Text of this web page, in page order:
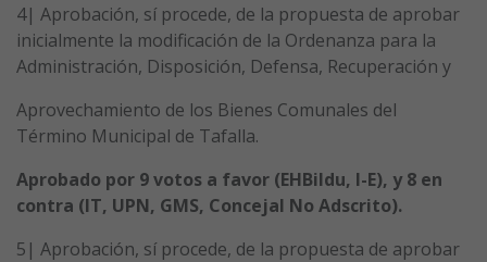
4| Aprobación, sí procede, de la propuesta de aprobar
inicialmente la modificación de la Ordenanza para la
Administración, Disposición, Defensa, Recuperación y
Aprovechamiento de los Bienes Comunales del
Término Municipal de Tafalla.
Aprobado por 9 votos a favor (EHBildu, I-E), y 8 en
contra (IT, UPN, GMS, Concejal No Adscrito).
5| Aprobación, sí procede, de la propuesta de aprobar